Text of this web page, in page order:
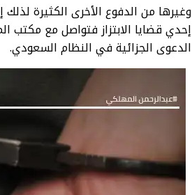
وغيرها من الدفوع الأخرى الكثيرة
إحدي قضايا الابتزاز فتواصل مع مكتب
الدعوى الجزائية في النظام السعودي.